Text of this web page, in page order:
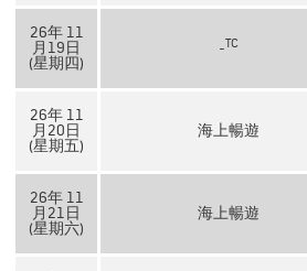
26年 11
月19日
(星期四)
-TC
26年 11
月20日
(星期五)
海上暢遊
26年 11
月21日
(星期六)
海上暢遊